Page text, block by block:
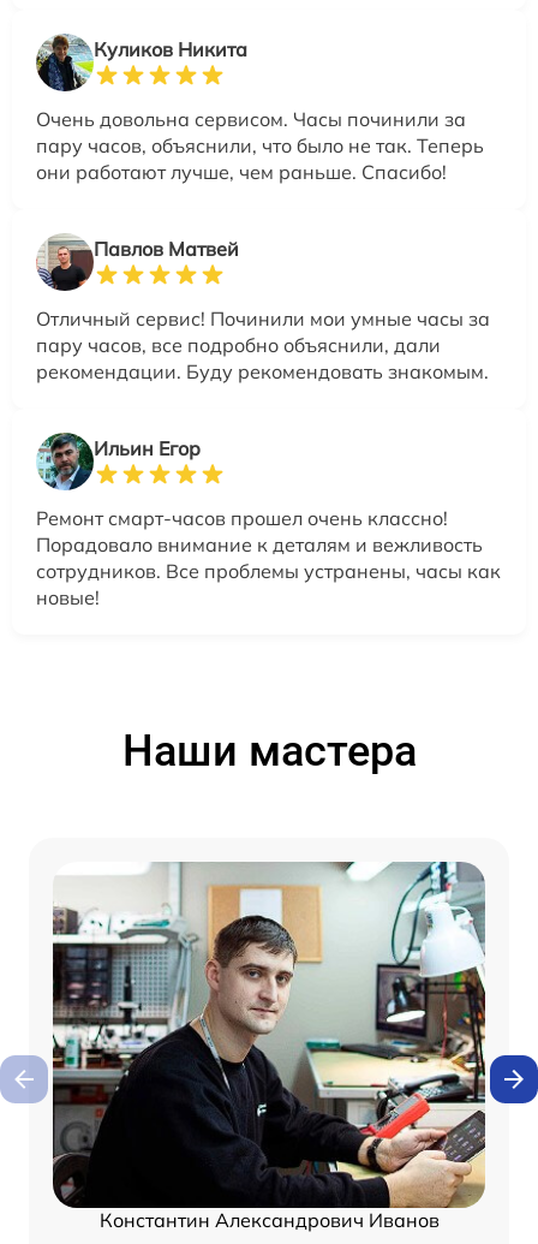
Куликов Никита
Очень довольна сервисом. Часы починили за
пару часов, объяснили, что было не так. Теперь
они работают лучше, чем раньше. Спасибо!
Павлов Матвей
Отличный сервис! Починили мои умные часы за
пару часов, все подробно объяснили, дали
рекомендации. Буду рекомендовать знакомым.
Ильин Егор
Ремонт смарт-часов прошел очень классно!
Порадовало внимание к деталям и вежливость
сотрудников. Все проблемы устранены, часы как
новые!
Наши мастера
Константин Александрович Иванов